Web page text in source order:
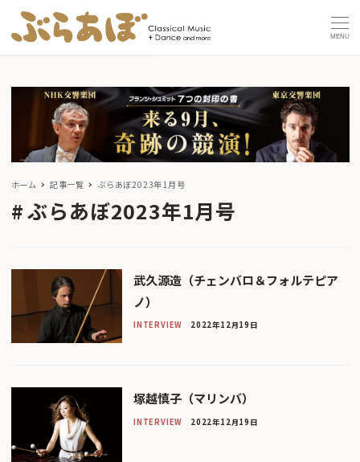
MENU
ホーム 記事一覧 ぶらあぼ2023年1月号
ぶらあぼ2023年1月号
武久源造（チェンバロ＆フォルテピア
ノ）
INTERVIEW 2022年12月19日
塚越慎子（マリンバ）
INTERVIEW 2022年12月19日